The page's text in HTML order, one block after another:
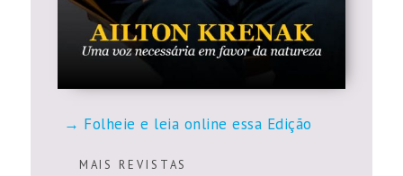
Folheie e leia online essa Edição
M A I S R E V I S T A S